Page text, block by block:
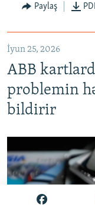
Auto
Paylaş
İyun 25, 2026
ABB
problemin
bildirir